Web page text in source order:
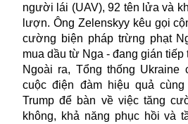
người lái (UAV), 92 tên lửa và
lượn. Ông Zelenskyy kêu gọi
cường biện pháp trừng phạt
mua dầu từ Nga - đang gián tiếp
Ngoài ra, Tổng thống
cuộc điện đàm hiệu quả cùng
Trump để bàn về việc tăng
không, khả năng phục hồi và